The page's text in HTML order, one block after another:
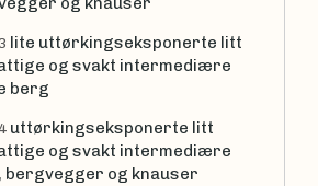
lite uttørkingseksponerte litt
og svakt intermediære
berg
uttørkingseksponerte litt
og svakt intermediære
bergvegger og knauser